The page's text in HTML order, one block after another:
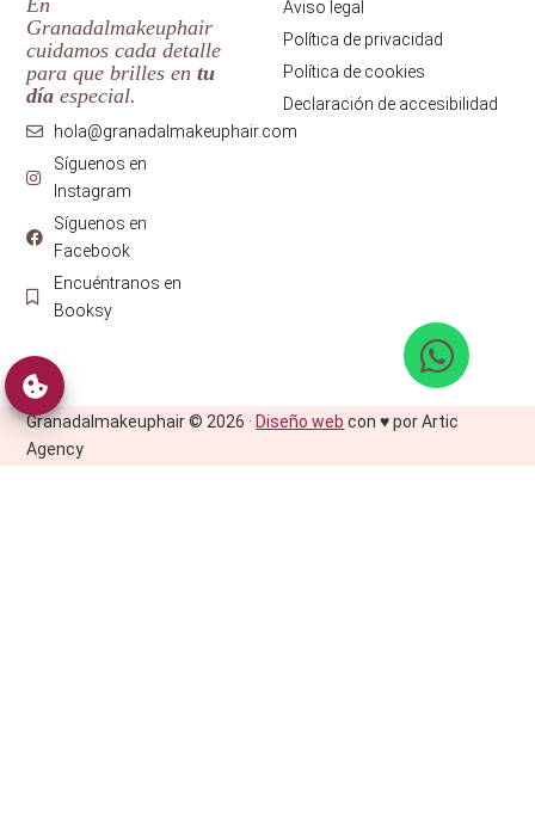
Granadalmakeuphair
cuidamos cada detalle
para que brilles entu
día especial.
hola@granadalmakeuphair.com
Síguenos en
Instagram
Síguenos en
Facebook
Encuéntranos en
Booksy
Aviso legal
Política de privacidad
Política de cookies
Declaración de accesibilidad
Granadalmakeuphair © 2026 · Diseño web con ♥️ por Artic
Agency